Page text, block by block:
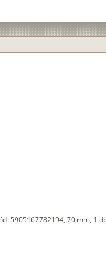
5905167782194, 70 mm, 1